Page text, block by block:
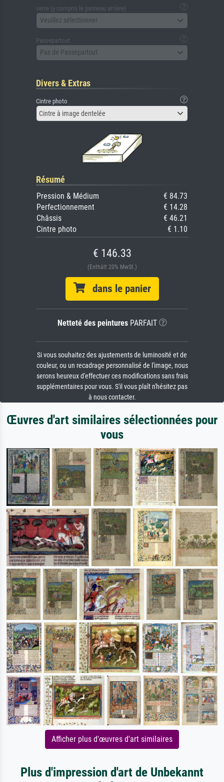
verre (y compris le panneau arrière)
Veuillez sélectionner
Passepartout
Pas de Passepartout
Divers & Extras
Cintre photo
Cintre à image dentelée
Résumé
Pression & Médium
€ 84.73
Perfectionnement
€ 14.28
Châssis
€ 46.21
Cintre photo
€ 1.10
€ 146.33
(Enthält 20% MwSt.)
dans le panier
Netteté des peinturesPARFAIT
Si vous souhaitez des ajustements de luminosité et de
couleur, ou un recadrage personnalisé de l'image, nous
serons heureux d'effectuer ces modifications sans frais
supplémentaires pour vous. S'il vous plaît n'hésitez pas
à nous contacter.
Œuvres d'art similaires sélectionnées pour
vous
Afficher plus d'œuvres d'art similaires
Plus d'impression d'art de Unbekannt